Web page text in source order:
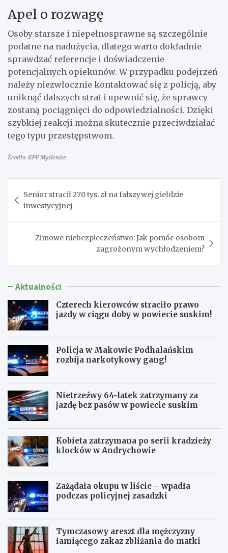
Apel o rozwagę
Osoby starsze i niepełnosprawne są szczególnie
podatne na nadużycia, dlatego warto dokładnie
sprawdzać referencje i doświadczenie
potencjalnych opiekunów. W przypadku podejrzeń
należy niezwłocznie kontaktować się z policją, aby
uniknąć dalszych strat i upewnić się, że sprawcy
zostaną pociągnięci do odpowiedzialności. Dzięki
szybkiej reakcji można skutecznie przeciwdziałać
tego typu przestępstwom.
Źródło: KPP Myślenice
wpisu
Senior stracił 270 tys. zł na fałszywej giełdzie
inwestycyjnej
Zimowe niebezpieczeństwo: Jak pomóc osobom
zagrożonym wychłodzeniem?
Aktualności
Czterech kierowców straciło prawo
jazdy w ciągu doby w powiecie suskim!
Policja w Makowie Podhalańskim
rozbija narkotykowy gang!
Nietrzeźwy 64-latek zatrzymany za
jazdę bez pasów w powiecie suskim
Kobieta zatrzymana po serii kradzieży
klocków w Andrychowie
Zażądała okupu w liście – wpadła
podczas policyjnej zasadzki
Tymczasowy areszt dla mężczyzny
łamiącego zakaz zbliżania do matki